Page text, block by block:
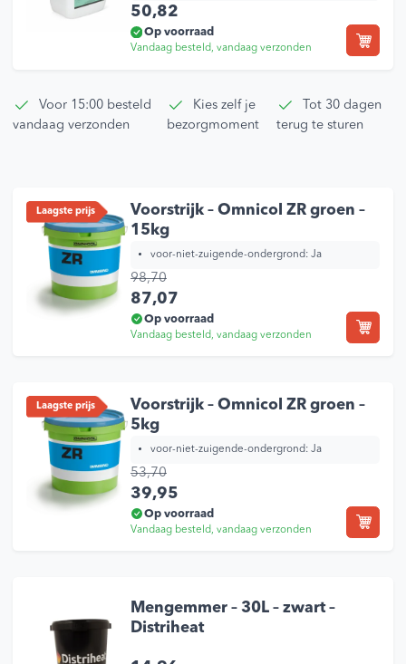
50,82
Op voorraad
Vandaag besteld, vandaag verzonden
Voor 15:00 besteld
vandaag verzonden
Kies zelf je
bezorgmoment
Tot 30 dagen
terug te sturen
Laagste prijs
Voorstrijk – Omnicol ZR groen –
15kg
voor-niet-zuigende-ondergrond: Ja
98,70
Oorspronkelijke prijs was: 98,70.
87,07
Op voorraad
Vandaag besteld, vandaag verzonden
Laagste prijs
Voorstrijk – Omnicol ZR groen –
5kg
voor-niet-zuigende-ondergrond: Ja
53,70
Oorspronkelijke prijs was: 53,70.
39,95
Op voorraad
Vandaag besteld, vandaag verzonden
Mengemmer – 30L – zwart –
Distriheat